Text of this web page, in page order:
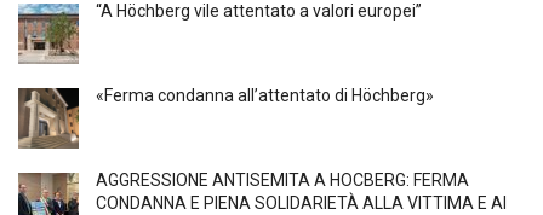
“A Höchberg vile attentato a valori europei”
«Ferma condanna all’attentato di Höchberg»
AGGRESSIONE ANTISEMITA A HÖCBERG: FERMA
CONDANNA E PIENA SOLIDARIETÀ ALLA VITTIMA E AI